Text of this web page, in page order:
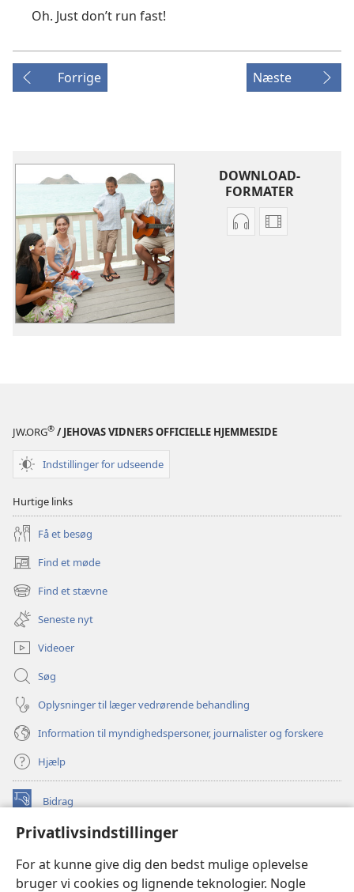
Privatlivsindstillinger
For at kunne give dig den bedst mulige oplevelse
bruger vi cookies og lignende teknologier. Nogle
Oh. Just don’t run fast!
Forrige Næste
DOWNLOAD-
FORMATER
IndstillingerIndstillinger
JW.ORG® / JEHOVAS VIDNERS OFFICIELLE HJEMMESIDE
Indstillinger for udseende
Hurtige links
Få et besøg
Find et møde
(åbner
nyt
vindue)
Find et stævne
(åbner
nyt
vindue)
Seneste nyt
Videoer
Søg
Oplysninger til læger vedrørende behandling
Information til myndighedspersoner, journalister og forskere
Hjælp
Bidrag
(åbner
vindue)Watchtower ONLINE LIBRARY™
nyt
vindue)JW Hub
(åbner